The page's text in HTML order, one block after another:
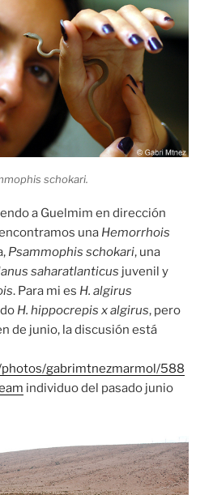
schokari.
a Guelmim en dirección
una Hemorrhois
Psammophis schokari, una
saharatlanticus juvenil y
. Para mi es H. algirus
H. hippocrepis x algirus, pero
de junio, la discusión está
gabrimtnezmarmol/588
individuo del pasado junio